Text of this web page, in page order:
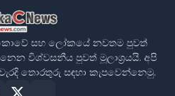
ලංකාවේ සහ ලෝකයේ නවතම පුවත්
විශ්වසනීය පුවත් මූලාශ්‍රයයි. අපි
තොරතුරු සඳහා කැපවෙන්නෙමු.